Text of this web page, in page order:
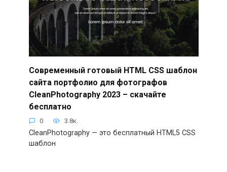
Современный готовый HTML CSS шаблон
сайта портфолио для фотографов
CleanPhotography 2023 – скачайте
бесплатно
0 3.8к.
CleanPhotography — это бесплатный HTML5 CSS
шаблон